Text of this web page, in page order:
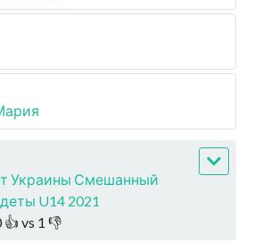
Украины Смешанный
U14 2021
👍 vs 1 👎